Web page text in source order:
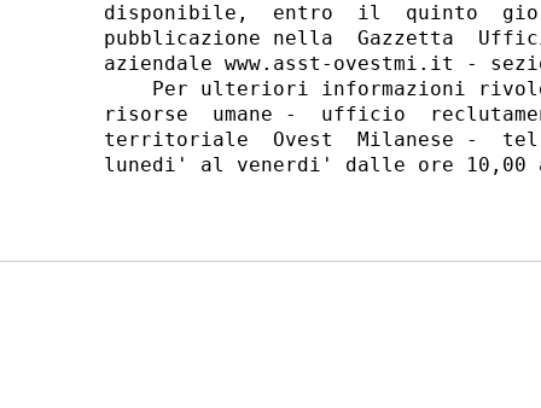
disponibile,  entro  il  quinto
pubblicazione nella  Gazzetta
aziendale www.asst-ovestmi.it -
Per ulteriori informazioni
risorse  umane -  ufficio
territoriale  Ovest  Milanese -  tel.
lunedi' al venerdi' dalle ore